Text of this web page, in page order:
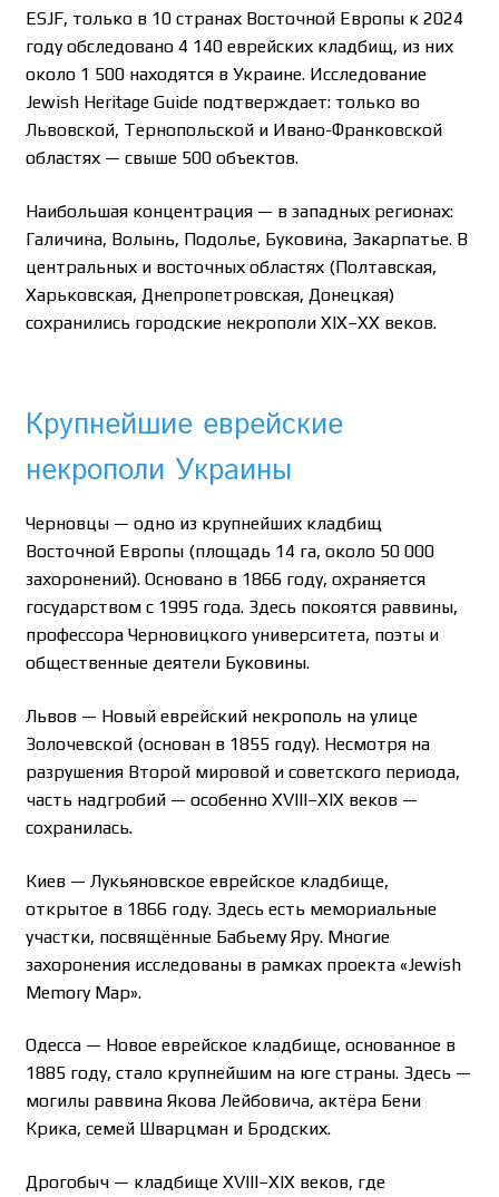
ESJF, только в 10 странах Восточной Европы к 2024
году обследовано 4 140 еврейских кладбищ, из них
около 1 500 находятся в Украине. Исследование
Jewish Heritage Guide подтверждает: только во
Львовской, Тернопольской и Ивано-Франковской
областях — свыше 500 объектов.
Наибольшая концентрация — в западных регионах:
Галичина, Волынь, Подолье, Буковина, Закарпатье. В
центральных и восточных областях (Полтавская,
Харьковская, Днепропетровская, Донецкая)
сохранились городские некрополи XIX–XX веков.
Крупнейшие еврейские
некрополи Украины
Черновцы — одно из крупнейших кладбищ
Восточной Европы (площадь 14 га, около 50 000
захоронений). Основано в 1866 году, охраняется
государством с 1995 года. Здесь покоятся раввины,
профессора Черновицкого университета, поэты и
общественные деятели Буковины.
Львов — Новый еврейский некрополь на улице
Золочевской (основан в 1855 году). Несмотря на
разрушения Второй мировой и советского периода,
часть надгробий — особенно XVIII–XIX веков —
сохранилась.
Киев — Лукьяновское еврейское кладбище,
открытое в 1866 году. Здесь есть мемориальные
участки, посвящённые Бабьему Яру. Многие
захоронения исследованы в рамках проекта «Jewish
Memory Map».
Одесса — Новое еврейское кладбище, основанное в
1885 году, стало крупнейшим на юге страны. Здесь —
могилы раввина Якова Лейбовича, актёра Бени
Крика, семей Шварцман и Бродских.
Дрогобыч — кладбище XVIII–XIX веков, где